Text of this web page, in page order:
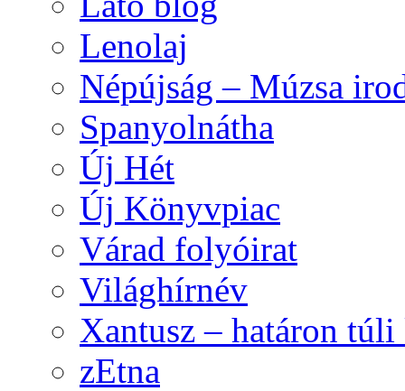
Lenolaj
Népújság – Múzsa
Spanyolnátha
Új Hét
Új Könyvpiac
Várad folyóirat
Világhírnév
Xantusz – határon
zEtna